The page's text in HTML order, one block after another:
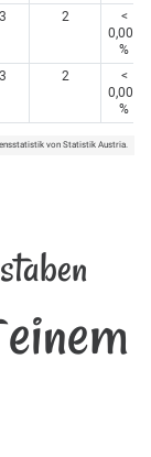
2
<
0,005
%
2
<
0,005
%
von Statistik Austria.